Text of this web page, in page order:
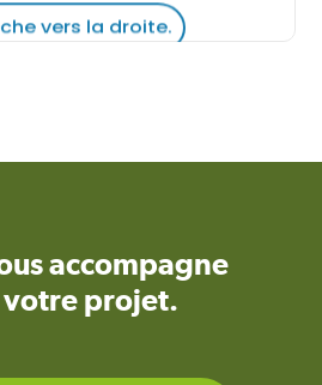
accompagne
votre projet.